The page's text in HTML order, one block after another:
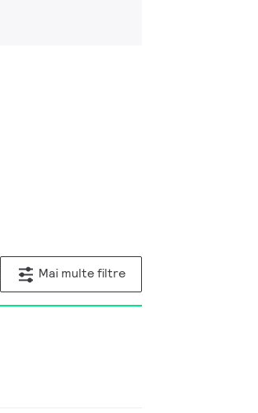
Mai multe filtre